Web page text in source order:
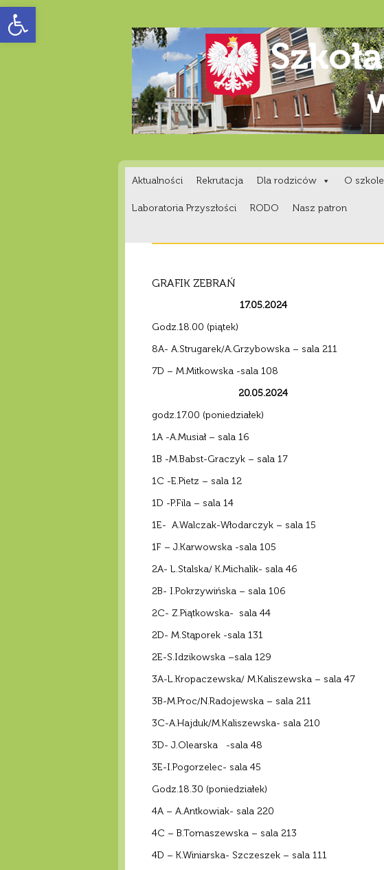
Otwórz pasek narzędzi
Aktualności Rekrutacja Dla rodziców O szkole
Laboratoria Przyszłości RODO Nasz patron
GRAFIK ZEBRAŃ
17.05.2024
Godz.18.00 (piątek)
8A- A.Strugarek/A.Grzybowska – sala 211
7D – M.Mitkowska -sala 108
20.05.2024
godz.17.00 (poniedziałek)
1A -A.Musiał – sala 16
1B -M.Babst-Graczyk – sala 17
1C -E.Pietz – sala 12
1D -P.Fila – sala 14
1E- A.Walczak-Włodarczyk – sala 15
1F – J.Karwowska -sala 105
2A- L.Stalska/ K.Michalik- sala 46
2B- I.Pokrzywińska – sala 106
2C- Z.Piątkowska- sala 44
2D- M.Stąporek -sala 131
2E-S.Idzikowska –sala 129
3A-L.Kropaczewska/ M.Kaliszewska – sala 47
3B-M.Proc/N.Radojewska – sala 211
3C-A.Hajduk/M.Kaliszewska- sala 210
3D- J.Olearska -sala 48
3E-I.Pogorzelec- sala 45
Godz.18.30 (poniedziałek)
4A – A.Antkowiak- sala 220
4C – B.Tomaszewska – sala 213
4D – K.Winiarska- Szczeszek – sala 111